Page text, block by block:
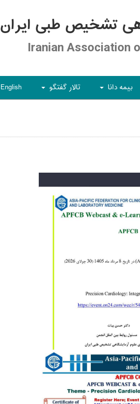
تشخیص طبی ایران
Iranian Association
بیمه دانا تالار گفتگو English